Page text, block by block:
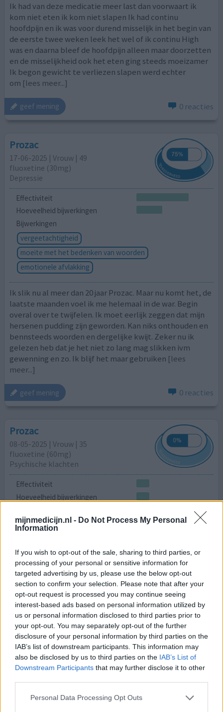
mijnmedicijn.nl - Do Not Process My Personal
Information
If you wish to opt-out of the sale, sharing to third parties, or
processing of your personal or sensitive information for
targeted advertising by us, please use the below opt-out
section to confirm your selection. Please note that after your
opt-out request is processed you may continue seeing
interest-based ads based on personal information utilized by
us or personal information disclosed to third parties prior to
your opt-out. You may separately opt-out of the further
disclosure of your personal information by third parties on the
IAB’s list of downstream participants. This information may
also be disclosed by us to third parties on the IAB’s List of
Downstream Participants that may further disclose it to other
Personal Data Processing Opt Outs
Ik had van deze medicatie meer last dan voorwaart ik
kom niet eten ik kom niet slapen Ik had continu
hoofdpijn en ik was voor durend misselijk in het begin van
de eerste twee weken leek het wel of ik continu High
was en daarna bleef de hoofdpijn alleen maar doorzetten
en de misselijkheid ook het eten ging steeds moeizamer
Ik begon gewicht te verliezen slapen werd echter
om [lees meer...]
geef mening 0 reacties
Prozac
17-06-2025 | Vrouw | 49
fluoxetine (30mg)
Depressie
Effectiviteit
Hoeveelheid bijwerkingen
Bijwerkingen
vergeetachtigheid
moeite met het bedenken van woorden
emotionele afvlakking
Ik slik nu al meer dan 20 jaar Prozac. Maar nu komt het, de
laatste maanden voel ik me helemaal in de war. Begin
overal over te twijfelen. Ik moet eerlijk zeggen dat mijn
hersenen pudding zijn geworden. Kan niks onthouden en
bennsteeds woorden en dergelijke kwijt. Zeker nu ik
gelezen heb dat je het niet zo lang mag slikken ivm
gewenning en zo. Ik blijf het maar gebruiken [lees
meer...]
geef mening 0 reacties
Prozac
08-05-2025 | Vrouw | 35
fluoxetine (60mg)
Psychische klachten
Effectiviteit
Hoeveelheid bijwerkingen
Na 15 jaar gebruik van paroxetine werkte deze opeens
niet meer. Dit was tijdens een chemokuur voor
Deze hadden dus opgevangen moeten worden door de
paroxetine maar dat gebeurde niet. Van 20 naar 30, van 30
naar 40 en van 40 naar 60. Maar geen effect. Nu sta ik dus
aan de vooravond van het switchen naar prozac. Vanwege
de[lees meer...]
geef mening 0 reacties
Prozac
12-02-2025 | Vrouw | 48
fluoxetine (20mg)